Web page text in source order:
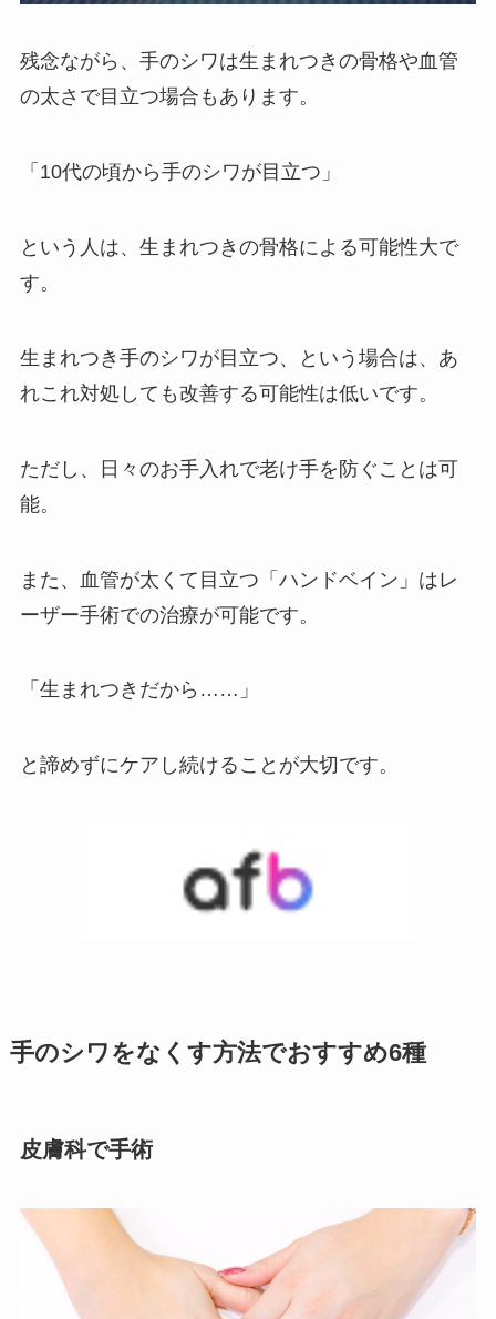
残念ながら、手のシワは生まれつきの骨格や血管
の太さで目立つ場合もあります。
「10代の頃から手のシワが目立つ」
という人は、生まれつきの骨格による可能性大で
す。
生まれつき手のシワが目立つ、という場合は、あ
れこれ対処しても改善する可能性は低いです。
ただし、日々のお手入れで老け手を防ぐことは可
能。
また、血管が太くて目立つ「ハンドベイン」はレ
ーザー手術での治療が可能です。
「生まれつきだから……」
と諦めずにケアし続けることが大切です。
手のシワをなくす方法でおすすめ6種
皮膚科で手術